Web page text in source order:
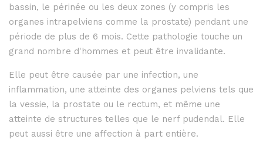
bassin, le périnée ou les deux zones (y compris les
organes intrapelviens comme la prostate) pendant une
période de plus de 6 mois. Cette pathologie touche un
grand nombre d'hommes et peut être invalidante.
Elle peut être causée par une infection, une
inflammation, une atteinte des organes pelviens tels que
la vessie, la prostate ou le rectum, et même une
atteinte de structures telles que le nerf pudendal. Elle
peut aussi être une affection à part entière.